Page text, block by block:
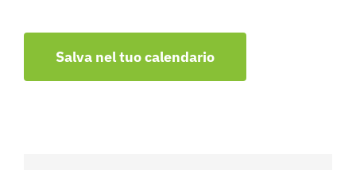
Salva nel tuo calendario